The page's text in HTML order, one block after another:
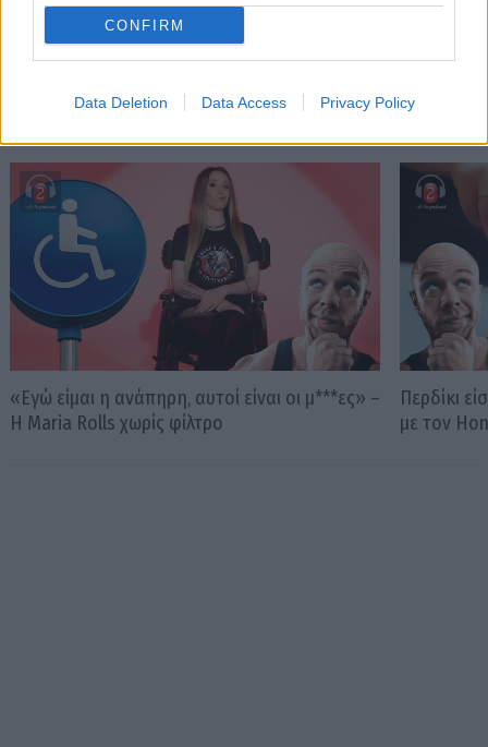
CONFIRM
Data Deletion Data Access Privacy Policy
«Εγώ είμαι η ανάπηρη, αυτοί είναι οι μ***ες» –
Η Maria Rolls χωρίς φίλτρο
Περδίκι
με τον